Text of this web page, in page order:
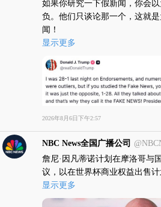
如果你研究一下假新闻，你会
负。他们只谈论那一个，这就
闻！
显示更多
2026年8月6日下午2:57
NBC News全国广播公司
詹尼·因凡蒂诺计划在摩洛哥与
议，以在世界杯商业权益出售
显示更多